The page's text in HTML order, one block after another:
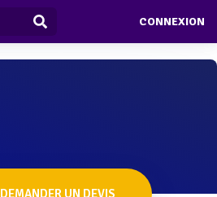
CONNEXION
DEMANDER UN DEVIS